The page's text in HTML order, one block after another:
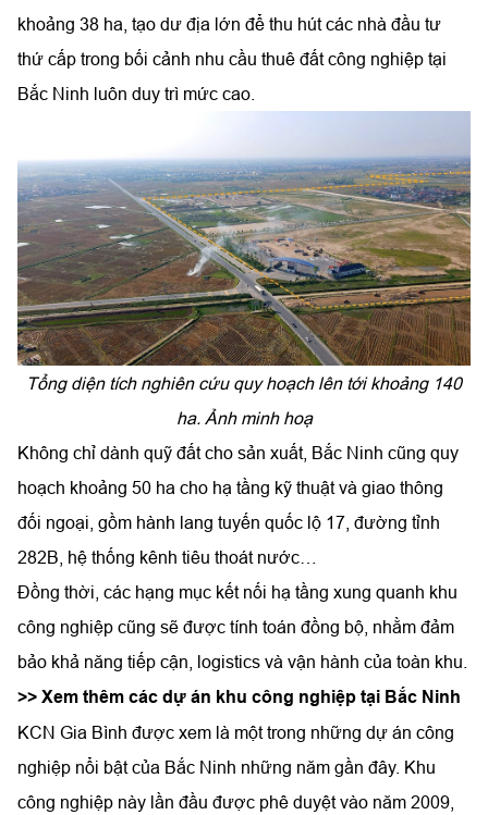
khoảng 38 ha, tạo dư địa lớn để thu hút các nhà đầu tư
thứ cấp trong bối cảnh nhu cầu thuê đất công nghiệp tại
Bắc Ninh luôn duy trì mức cao.
Tổng diện tích nghiên cứu quy hoạch lên tới khoảng 140
ha. Ảnh minh hoạ
Không chỉ dành quỹ đất cho sản xuất, Bắc Ninh cũng quy
hoạch khoảng 50 ha cho hạ tầng kỹ thuật và giao thông
đối ngoại, gồm hành lang tuyến quốc lộ 17, đường tỉnh
282B, hệ thống kênh tiêu thoát nước…
Đồng thời, các hạng mục kết nối hạ tầng xung quanh khu
công nghiệp cũng sẽ được tính toán đồng bộ, nhằm đảm
bảo khả năng tiếp cận, logistics và vận hành của toàn khu.
>> Xem thêm các dự án khu công nghiệp tại Bắc Ninh
KCN Gia Bình được xem là một trong những dự án công
nghiệp nổi bật của Bắc Ninh những năm gần đây. Khu
công nghiệp này lần đầu được phê duyệt vào năm 2009,